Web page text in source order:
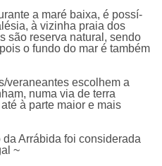
a maré baixa, é possí­
à vizinha praia dos
são reserva natural, sendo
o fundo do mar é também
veraneantes escolhem a
numa via de terra
à parte maior e mais
Arrábida foi considerada
~